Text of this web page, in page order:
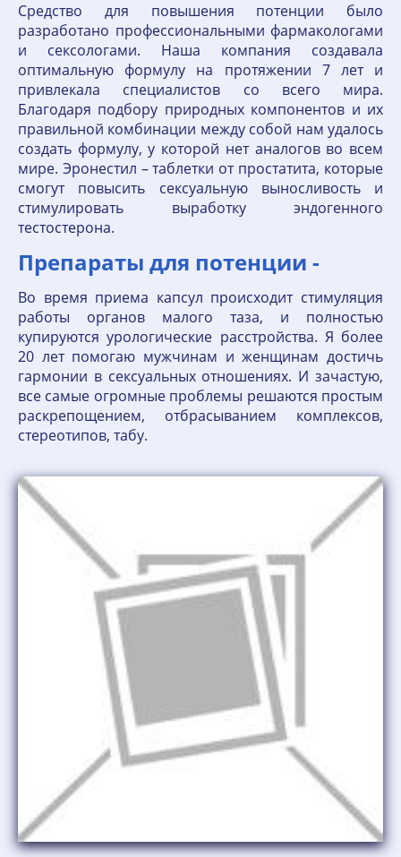
Средство для повышения потенции было
разработано профессиональными фармакологами
и сексологами. Наша компания создавала
оптимальную формулу на протяжении 7 лет и
привлекала специалистов со всего мира.
Благодаря подбору природных компонентов и их
правильной комбинации между собой нам удалось
создать формулу, у которой нет аналогов во всем
мире. Эронестил – таблетки от простатита, которые
смогут повысить сексуальную выносливость и
стимулировать выработку эндогенного
тестостерона.
Препараты для потенции -
Во время приема капсул происходит стимуляция
работы органов малого таза, и полностью
купируются урологические расстройства. Я более
20 лет помогаю мужчинам и женщинам достичь
гармонии в сексуальных отношениях. И зачастую,
все самые огромные проблемы решаются простым
раскрепощением, отбрасыванием комплексов,
стереотипов, табу.